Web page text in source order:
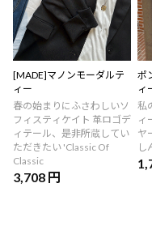
[MADE]マノンモーダルテ
ィー
春の始まりにふさわしいソ
フィスティケイト 革ロゴデ
ィテール、是非所蔵してい
ただきたい 'Classic Of
Classic
3,708 円
ポ
ィ
私
ィ
ヤ
し